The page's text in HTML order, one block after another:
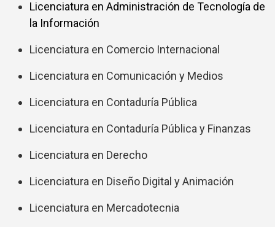
Licenciatura en Administración de Tecnología de
la Información
Licenciatura en Comercio Internacional
Licenciatura en Comunicación y Medios
Licenciatura en Contaduría Pública
Licenciatura en Contaduría Pública y Finanzas
Licenciatura en Derecho
Licenciatura en Diseño Digital y Animación
Licenciatura en Mercadotecnia